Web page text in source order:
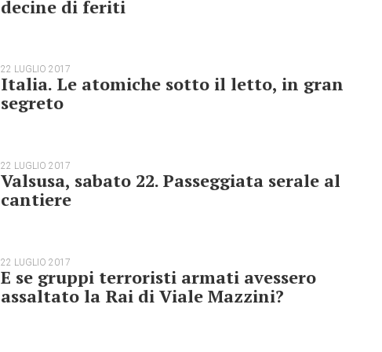
decine di feriti
22 LUGLIO 2017
Italia. Le atomiche sotto il letto, in gran
segreto
22 LUGLIO 2017
Valsusa, sabato 22. Passeggiata serale al
cantiere
22 LUGLIO 2017
E se gruppi terroristi armati avessero
assaltato la Rai di Viale Mazzini?